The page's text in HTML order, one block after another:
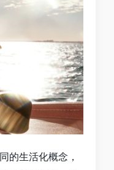
的生活化概念，